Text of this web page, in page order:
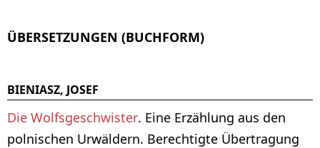
ÜBERSETZUNGEN (BUCHFORM)
BIENIASZ, JOSEF
Die Wolfsgeschwister. Eine Erzählung aus den
polnischen Urwäldern. Berechtigte Übertragung